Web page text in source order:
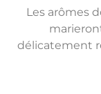
Les arômes
délicatement